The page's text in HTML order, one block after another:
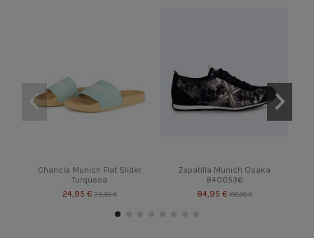
Chancla Munich Flat Slider
Turquesa
24,95 € 29,95 €
Zapatilla Munich Osaka
8400536
84,95 € 100,00 €